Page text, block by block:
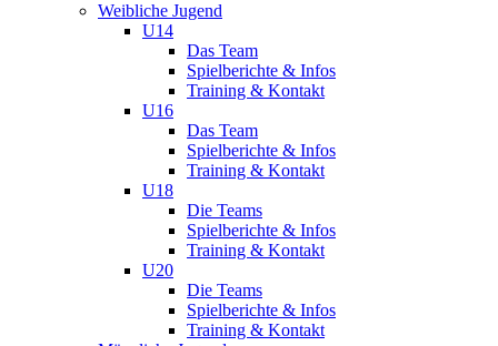
Weibliche Jugend
U14
Das Team
Spielberichte & Infos
Training & Kontakt
U16
Das Team
Spielberichte & Infos
Training & Kontakt
U18
Die Teams
Spielberichte & Infos
Training & Kontakt
U20
Die Teams
Spielberichte & Infos
Training & Kontakt